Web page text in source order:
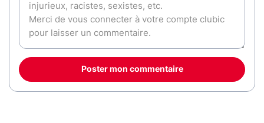
Poster mon commentaire